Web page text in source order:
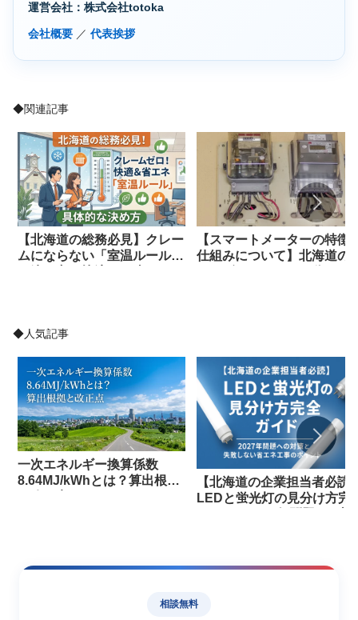
運営会社：株式会社totoka
会社概要 ／ 代表挨拶
◆関連記事
【北海道の総務必見】クレー
ムにならない「室温ルール」
【スマートメーターの特徴
仕組みについて】北海道の
◆人気記事
一次エネルギー換算係数
8.64MJ/kWhとは？算出根拠
【北海道の企業担当者必読
LEDと蛍光灯の見分け方完
相談無料